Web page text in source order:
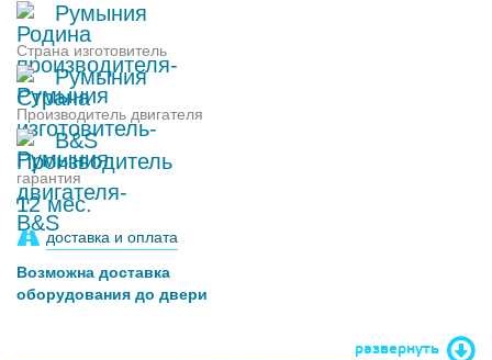
Румыния
Страна изготовитель
Румыния
Производитель двигателя
B&S
гарантия
12 мес.
доставка и оплата
Возможна доставка
оборудования до двери
развернуть